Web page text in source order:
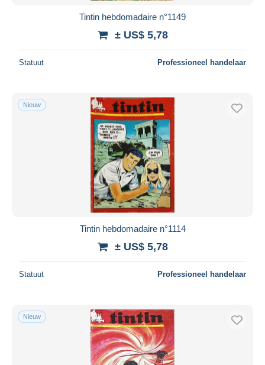
Tintin hebdomadaire n°1149
± US$ 5,78
Statuut Professioneel handelaar
Nieuw
Tintin hebdomadaire n°1114
± US$ 5,78
Statuut Professioneel handelaar
Nieuw